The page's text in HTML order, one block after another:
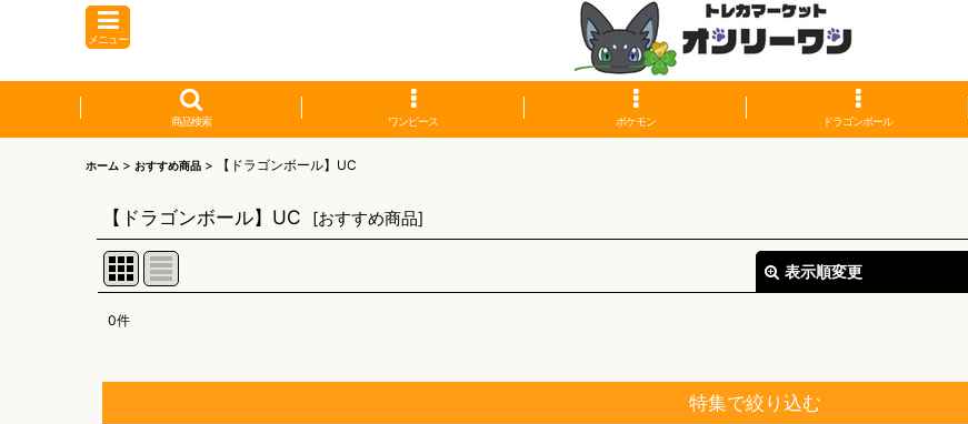
メニュー
商品検索 ワンピース ポケモン ドラゴンボール
ホーム > おすすめ商品 > 【ドラゴンボール】UC
【ドラゴンボール】UC [おすすめ商品]
表示順変更
0件
特集で絞り込む